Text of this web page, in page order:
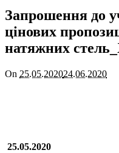
Запрошення до
цінових
натяжних
On 25.05.202024.06.2020